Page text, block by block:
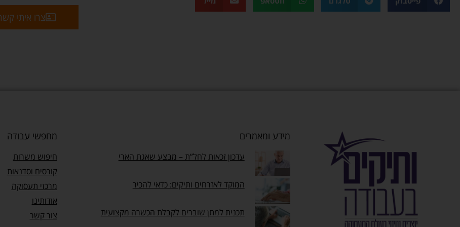
צרו איתי
מידע ומאמרים
עדכון זכאות לחל”ת – מבצע שאגת הארי
המוקד לאזרחים ותיקים: כדאי להכיר
תכנית למתן שוברים לקבלת הכשרה מקצועית
מחפשי עבודה
חיפוש משרות
קורסים וסדנאות
מרכזי תעסוקה
אודותינו
צור קשר